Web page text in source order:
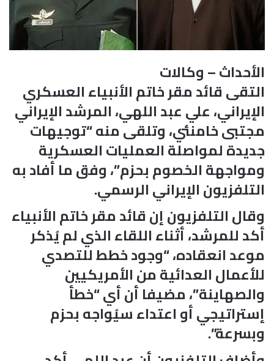
الأحداث – وكالات
التقى قائد مقر خاتم الأنبياء العسكري
الإيراني، علي عبد اللهي، المرشد الإيراني
مجتبى خامنئي، وتلقى منه “توجيهات
جديدة لمواصلة العمليات العسكرية
ومواجهة الخصوم بحزم”، وفق ما أفاد به
التلفزيون الإيراني الرسمي.
وقال التلفزيون إن قائد مقر خاتم الأنبياء
أكد للمرشد، أثناء اللقاء الذي لم يُذكر
موعد انعقاده، “وجود خطط للتصدي
للأعمال العدائية من الأمريكيين
والصهاينة”، مضيفا أن أي “خطأ
إستراتيجي أو اعتداء سيُواجه بحزم
وبسرعة”.